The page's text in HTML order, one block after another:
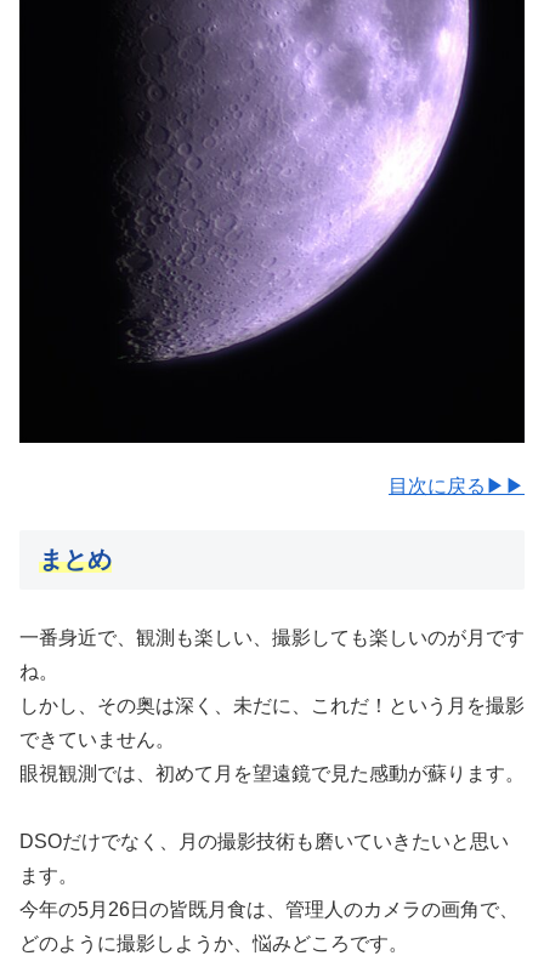
目次に戻る▶▶
まとめ
一番身近で、観測も楽しい、撮影しても楽しいのが月です
ね。
しかし、その奥は深く、未だに、これだ！という月を撮影
できていません。
眼視観測では、初めて月を望遠鏡で見た感動が蘇ります。
DSOだけでなく、月の撮影技術も磨いていきたいと思い
ます。
今年の5月26日の皆既月食は、管理人のカメラの画角で、
どのように撮影しようか、悩みどころです。